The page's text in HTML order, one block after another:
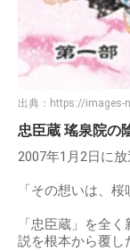
出典： https://images-
忠臣蔵 瑤泉院の
2007年1月2日に
「その想いは、
「忠臣蔵」を全
説を根本から覆し